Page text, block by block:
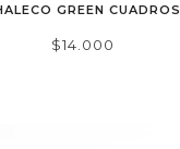
GREEN CUADROS
$14.000